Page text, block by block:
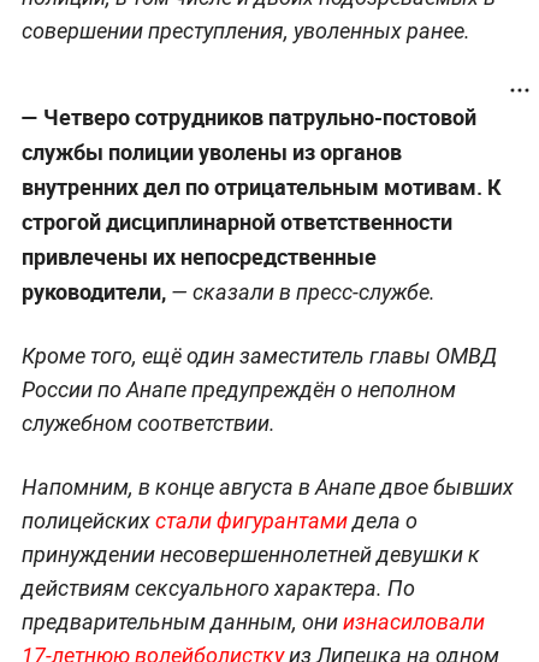
Глава ОМВД России по Анапе и его заместитель
по охране общественного порядка уволены
полицейскими 17-летней волейболистки. Об этом
сообщаетТАССсо ссылкой на ГУ МВД РФ по
Краснодарскому краю.
Всего же наказанию подвергли 11 сотрудников
полиции, в том числе и двоих подозреваемых в
совершении преступления, уволенных ранее.
— Четверо сотрудников патрульно-постовой